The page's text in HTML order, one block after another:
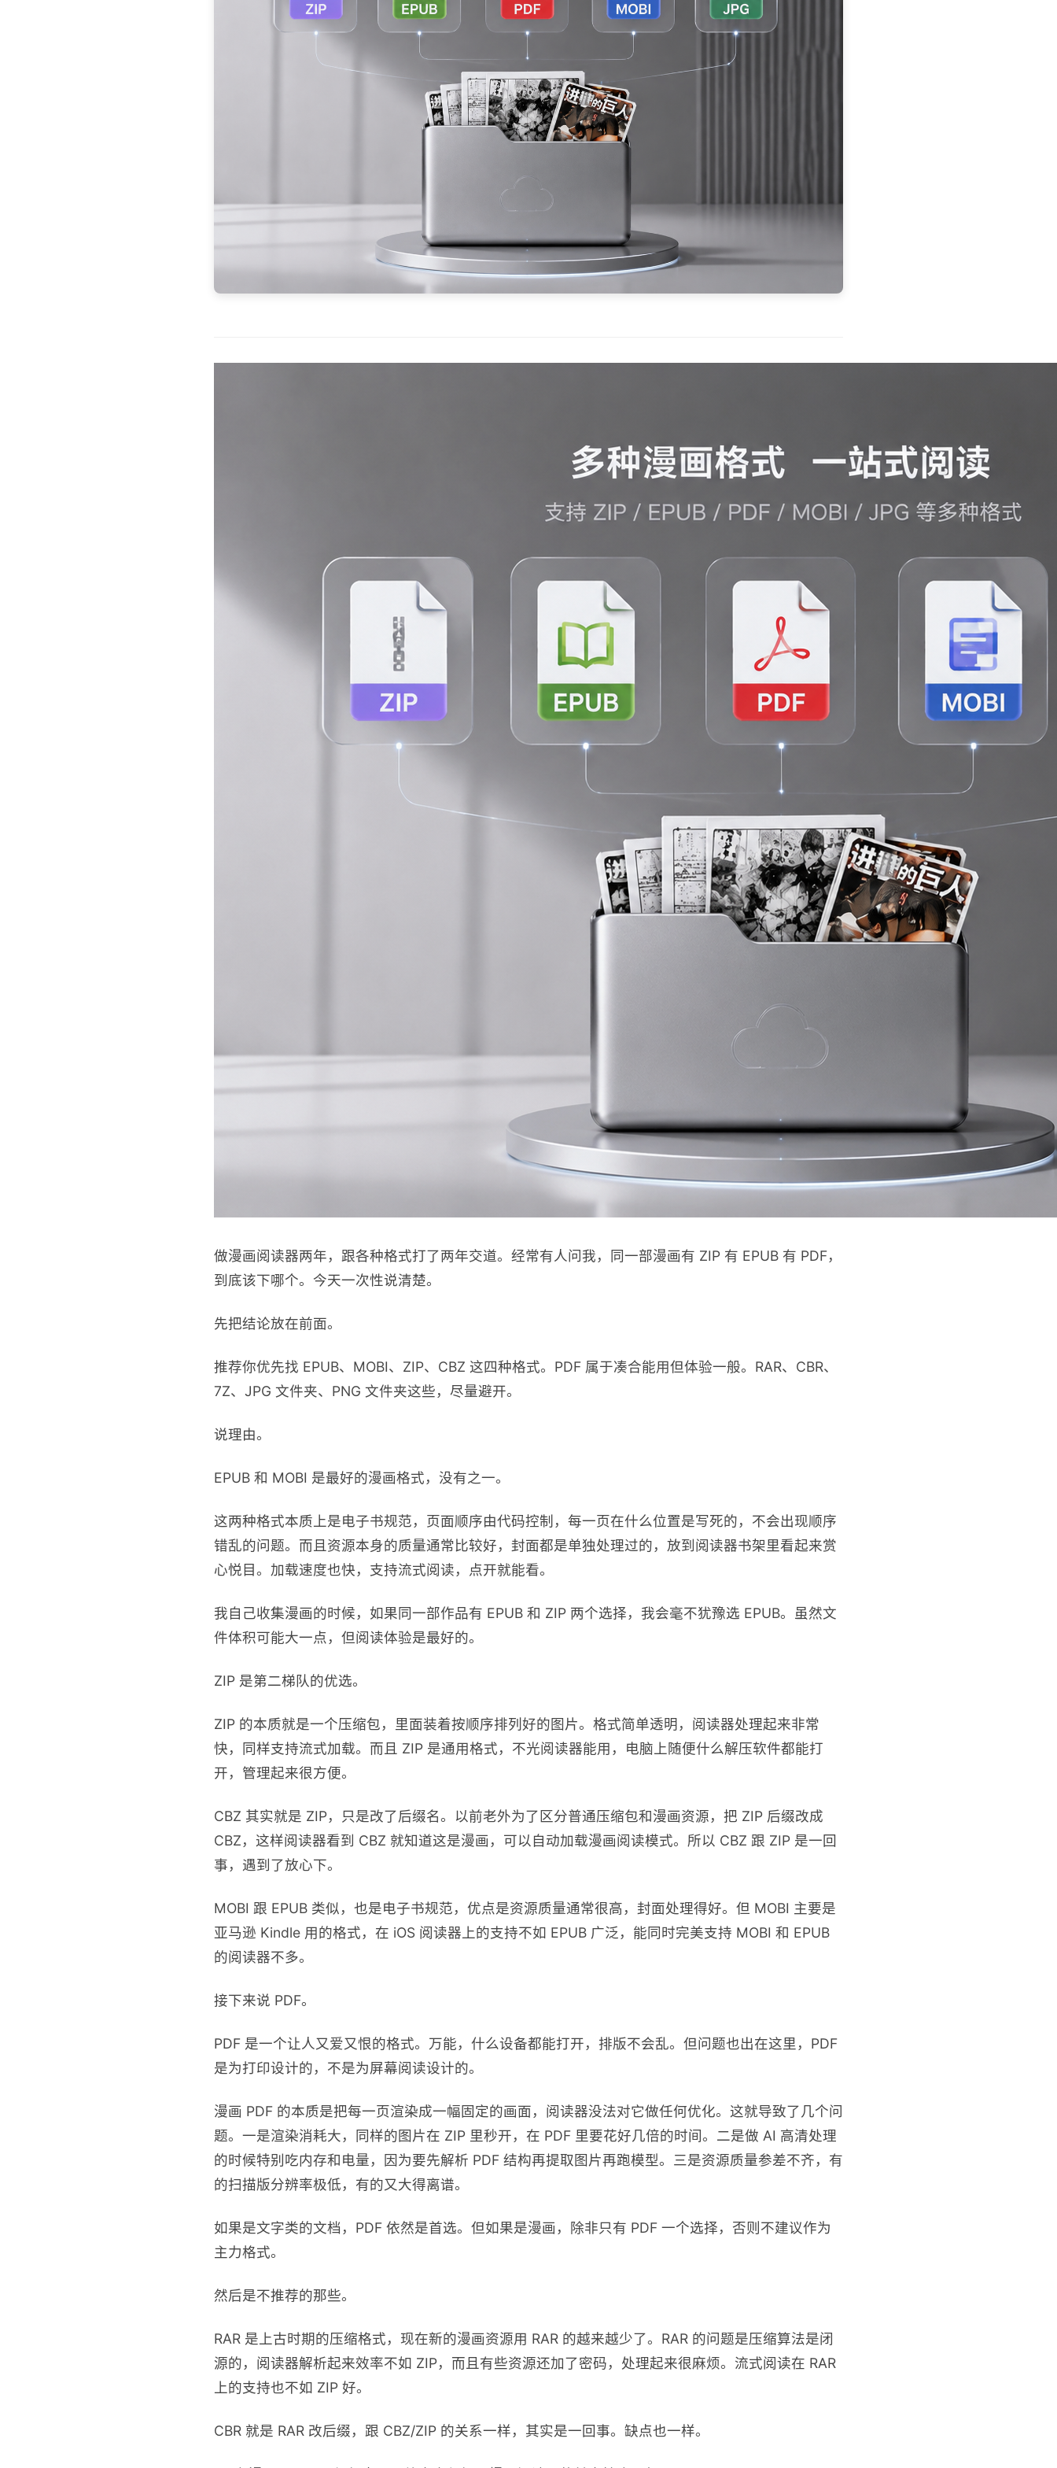
做漫画阅读器两年，跟各种格式打了两年交道。经常有人问我，同一部漫画有 ZIP 有 EPUB 有 PDF，
到底该下哪个。今天一次性说清楚。
先把结论放在前面。
推荐你优先找 EPUB、MOBI、ZIP、CBZ 这四种格式。PDF 属于凑合能用但体验一般。RAR、CBR、
7Z、JPG 文件夹、PNG 文件夹这些，尽量避开。
说理由。
EPUB 和 MOBI 是最好的漫画格式，没有之一。
这两种格式本质上是电子书规范，页面顺序由代码控制，每一页在什么位置是写死的，不会出现顺序
错乱的问题。而且资源本身的质量通常比较好，封面都是单独处理过的，放到阅读器书架里看起来赏
心悦目。加载速度也快，支持流式阅读，点开就能看。
我自己收集漫画的时候，如果同一部作品有 EPUB 和 ZIP 两个选择，我会毫不犹豫选 EPUB。虽然文
件体积可能大一点，但阅读体验是最好的。
ZIP 是第二梯队的优选。
ZIP 的本质就是一个压缩包，里面装着按顺序排列好的图片。格式简单透明，阅读器处理起来非常
快，同样支持流式加载。而且 ZIP 是通用格式，不光阅读器能用，电脑上随便什么解压软件都能打
开，管理起来很方便。
CBZ 其实就是 ZIP，只是改了后缀名。以前老外为了区分普通压缩包和漫画资源，把 ZIP 后缀改成
CBZ，这样阅读器看到 CBZ 就知道这是漫画，可以自动加载漫画阅读模式。所以 CBZ 跟 ZIP 是一回
事，遇到了放心下。
MOBI 跟 EPUB 类似，也是电子书规范，优点是资源质量通常很高，封面处理得好。但 MOBI 主要是
亚马逊 Kindle 用的格式，在 iOS 阅读器上的支持不如 EPUB 广泛，能同时完美支持 MOBI 和 EPUB
的阅读器不多。
接下来说 PDF。
PDF 是一个让人又爱又恨的格式。万能，什么设备都能打开，排版不会乱。但问题也出在这里，PDF
是为打印设计的，不是为屏幕阅读设计的。
漫画 PDF 的本质是把每一页渲染成一幅固定的画面，阅读器没法对它做任何优化。这就导致了几个问
题。一是渲染消耗大，同样的图片在 ZIP 里秒开，在 PDF 里要花好几倍的时间。二是做 AI 高清处理
的时候特别吃内存和电量，因为要先解析 PDF 结构再提取图片再跑模型。三是资源质量参差不齐，有
的扫描版分辨率极低，有的又大得离谱。
如果是文字类的文档，PDF 依然是首选。但如果是漫画，除非只有 PDF 一个选择，否则不建议作为
主力格式。
然后是不推荐的那些。
RAR 是上古时期的压缩格式，现在新的漫画资源用 RAR 的越来越少了。RAR 的问题是压缩算法是闭
源的，阅读器解析起来效率不如 ZIP，而且有些资源还加了密码，处理起来很麻烦。流式阅读在 RAR
上的支持也不如 ZIP 好。
CBR 就是 RAR 改后缀，跟 CBZ/ZIP 的关系一样，其实是一回事。缺点也一样。